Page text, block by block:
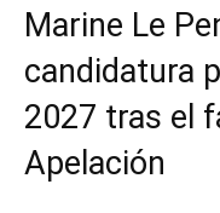
Marine Le
candidatura
2027 tras el
Apelación